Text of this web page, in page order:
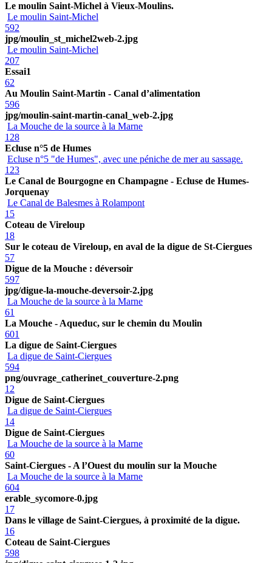
Le moulin Saint-Michel à Vieux-Moulins.
Le moulin Saint-Michel
592
jpg/moulin_st_michel2web-2.jpg
Le moulin Saint-Michel
207
Essai1
62
Au Moulin Saint-Martin - Canal d’alimentation
596
jpg/moulin-saint-martin-canal_web-2.jpg
La Mouche de la source à la Marne
128
Ecluse n°5 de Humes
Ecluse n°5 "de Humes", avec une péniche de mer au sassage.
123
Le Canal de Bourgogne en Champagne - Ecluse de Humes-
Jorquenay
Le Canal de Balesmes à Rolampont
15
Coteau de Vireloup
18
Sur le coteau de Vireloup, en aval de la digue de St-Ciergues
57
Digue de la Mouche : déversoir
597
jpg/digue-la-mouche-deversoir-2.jpg
La Mouche de la source à la Marne
61
La Mouche - Aqueduc, sur le chemin du Moulin
601
La digue de Saint-Ciergues
La digue de Saint-Ciergues
594
png/ouvrage_catherinet_couverture-2.png
12
Digue de Saint-Ciergues
La digue de Saint-Ciergues
14
Digue de Saint-Ciergues
La Mouche de la source à la Marne
60
Saint-Ciergues - A l’Ouest du moulin sur la Mouche
La Mouche de la source à la Marne
604
erable_sycomore-0.jpg
17
Dans le village de Saint-Ciergues, à proximité de la digue.
16
Coteau de Saint-Ciergues
598